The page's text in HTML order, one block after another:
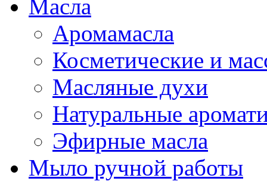
Масла
Аромамасла
Косметические и
Масляные духи
Натуральные
Эфирные масла
Мыло ручной работы